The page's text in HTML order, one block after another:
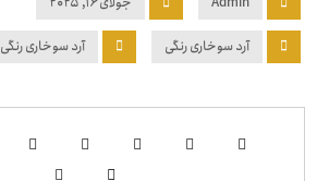
آرد سوخاری رنگی آرد سوخاری رنگی